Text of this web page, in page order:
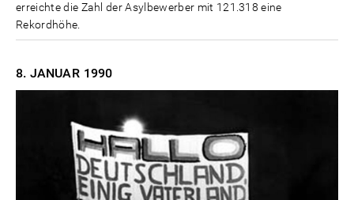
erreichte die Zahl der Asylbewerber mit 121.318 eine
Rekordhöhe.
8. JANUAR 1990